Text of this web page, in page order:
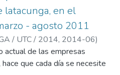
latacunga, en el
- agosto 2011
/ UTC / 2014, 2014-06)
Jessy Elizabeth
Marcelo
actual de las empresas
que cada día se necesite